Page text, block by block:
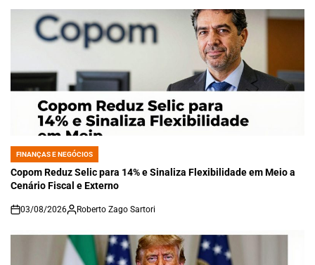
POSTED
IN
FINANÇAS E NEGÓCIOS
Copom Reduz Selic para 14% e Sinaliza Flexibilidade em Meio a
Cenário Fiscal e Externo
on
03/08/2026 Roberto Zago Sartori